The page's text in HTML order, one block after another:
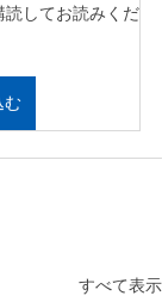
してお読みくだ
む
すべて表示